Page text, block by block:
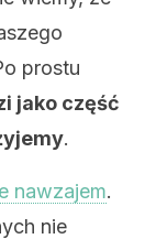
prostu
jako część
.
nawzajem.
nie